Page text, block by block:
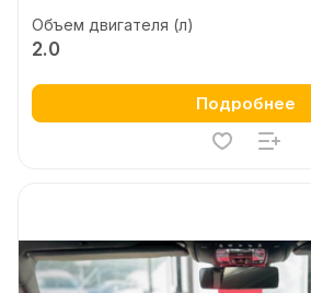
Объем двигателя (л)
2.0
Подробнее